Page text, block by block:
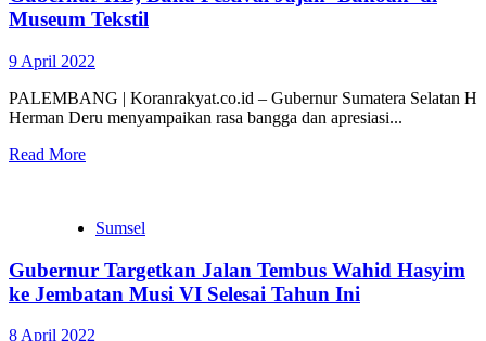
Museum Tekstil
9 April 2022
PALEMBANG | Koranrakyat.co.id – Gubernur Sumatera Selatan H
Herman Deru menyampaikan rasa bangga dan apresiasi...
Read More
Sumsel
Gubernur Targetkan Jalan Tembus Wahid Hasyim
ke Jembatan Musi VI Selesai Tahun Ini
8 April 2022